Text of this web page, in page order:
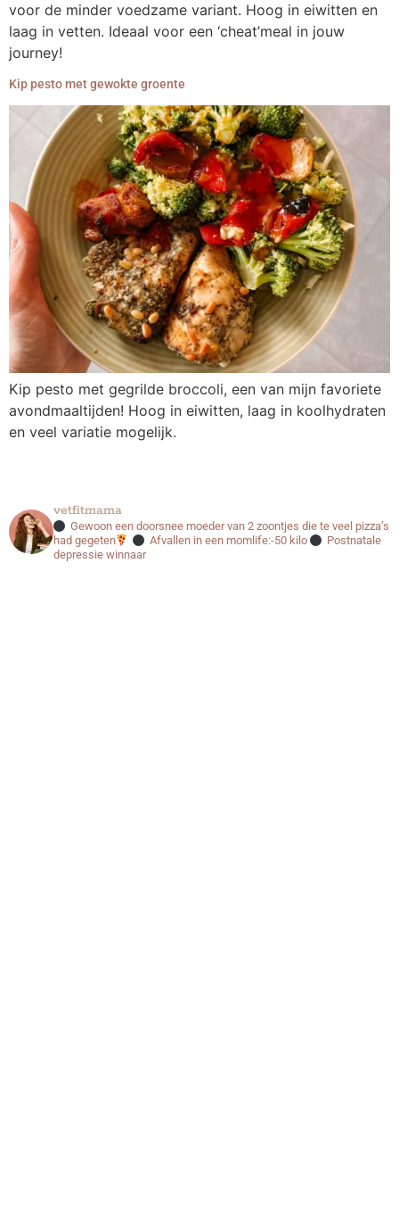
voor de minder voedzame variant. Hoog in eiwitten en
laag in vetten. Ideaal voor een ‘cheat’meal in jouw
journey!
Kip pesto met gewokte groente
Kip pesto met gegrilde broccoli, een van mijn favoriete
avondmaaltijden! Hoog in eiwitten, laag in koolhydraten
en veel variatie mogelijk.
vetfitmama
Gewoon een doorsnee moeder van 2 zoontjes die te veel pizza’s
had gegeten
Afvallen in een momlife:-50 kilo
Postnatale
depressie winnaar